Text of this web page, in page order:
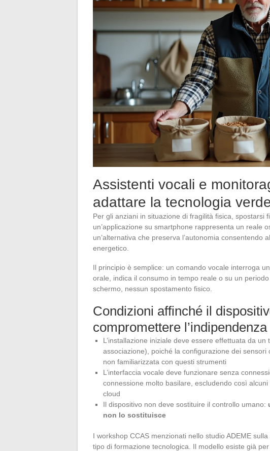
Assistenti vocali e
adattare la tecnologia
Per gli anziani in situazione di fragilità fisica, spostarsi
un’applicazione su smartphone rappresenta un reale
un’alternativa che preserva l’autonomia consentendo
energetico.
Il principio è semplice: un comando vocale interroga
orale, indica il consumo in tempo reale o su un
schermo, nessun spostamento fisico.
Condizioni affinché il
compromettere l’indipendenza
L’installazione iniziale deve essere effettuata da un
associazione), poiché la configurazione dei
non familiarizzata con questi strumenti
L’interfaccia vocale deve funzionare senza
connessione molto basilare, escludendo così
cloud
Il dispositivo non deve sostituire il controllo umano:
non lo sostituisce
I workshop CCAS menzionati nello studio ADEME
tipo di formazione tecnologica. Il modello esiste già